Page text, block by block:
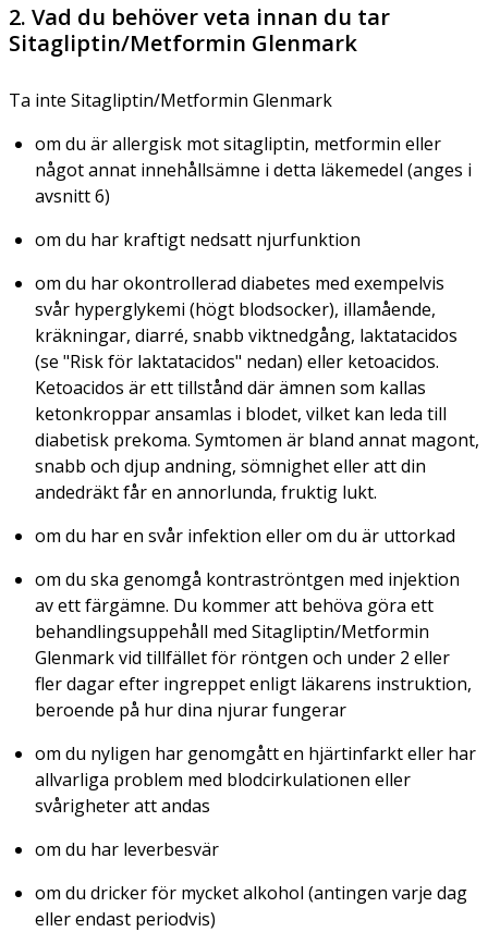
2. Vad du behöver veta innan du tar
Sitagliptin/Metformin Glenmark
Ta inte Sitagliptin/Metformin Glenmark
om du är allergisk mot sitagliptin, metformin eller
något annat innehållsämne i detta läkemedel (anges i
avsnitt 6)
om du har kraftigt nedsatt njurfunktion
om du har okontrollerad diabetes med exempelvis
svår hyperglykemi (högt blodsocker), illamående,
kräkningar, diarré, snabb viktnedgång, laktatacidos
(se "Risk för laktatacidos" nedan) eller ketoacidos.
Ketoacidos är ett tillstånd där ämnen som kallas
ketonkroppar ansamlas i blodet, vilket kan leda till
diabetisk prekoma. Symtomen är bland annat magont,
snabb och djup andning, sömnighet eller att din
andedräkt får en annorlunda, fruktig lukt.
om du har en svår infektion eller om du är uttorkad
om du ska genomgå kontraströntgen med injektion
av ett färgämne. Du kommer att behöva göra ett
behandlingsuppehåll med Sitagliptin/Metformin
Glenmark vid tillfället för röntgen och under 2 eller
fler dagar efter ingreppet enligt läkarens instruktion,
beroende på hur dina njurar fungerar
om du nyligen har genomgått en hjärtinfarkt eller har
allvarliga problem med blodcirkulationen eller
svårigheter att andas
om du har leverbesvär
om du dricker för mycket alkohol (antingen varje dag
eller endast periodvis)